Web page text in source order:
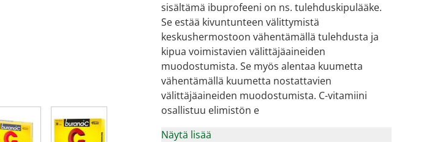
View larger imageView larger imageView larger imageView larger image
sisältämä ibuprofeeni on ns. tulehduskipulääke.
Se estää kivuntunteen välittymistä
keskushermostoon vähentämällä tulehdusta ja
kipua voimistavien välittäjäaineiden
muodostumista. Se myös alentaa kuumetta
vähentämällä kuumetta nostattavien
välittäjäaineiden muodostumista. C-vitamiini
osallistuu elimistön e
Näytä lisää